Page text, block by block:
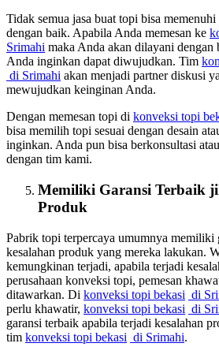
Tidak semua jasa buat topi bisa
dengan baik. Apabila Anda memesan ke
Srimahi maka Anda akan dilayani dengan
Anda inginkan dapat diwujudkan. Tim
di Srimahi akan menjadi partner diskusi
mewujudkan keinginan Anda.
Dengan memesan topi di konveksi topi
bisa memilih topi sesuai dengan desain
inginkan. Anda pun bisa berkonsultasi
dengan tim kami.
Memiliki Garansi Terbaik
Produk
Pabrik topi terpercaya umumnya memiliki
kesalahan produk yang mereka lakukan.
kemungkinan terjadi, apabila terjadi
perusahaan konveksi topi, pemesan
ditawarkan. Di konveksi topi bekasi di
perlu khawatir, konveksi topi bekasi di
garansi terbaik apabila terjadi kesalahan
tim konveksi topi bekasi di Srimahi.